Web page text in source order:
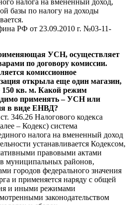
базы по налогу на доходы
РФ от 23.09.2010 г. №03-11-
УСН, осуществляет
по договору комиссии.
комиссионное
открыла еще один магазин,
150 кв. м. Какой режим
применять – УСН или
в виде ЕНВД?
346.26 Налогового кодекса
– Кодекс) система
налога на вмененный доход
устанавливается Кодексом,
правовыми актами
муниципальных районов,
городов федерального значения
и применяется наряду с общей
и иными режимами
законодательством